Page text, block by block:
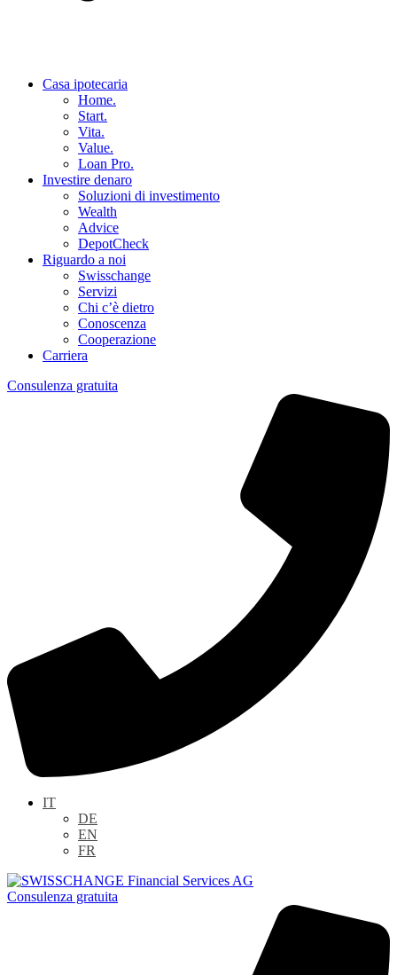
Casa ipotecaria
Home.
Start.
Vita.
Value.
Loan Pro.
Investire denaro
Soluzioni di investimento
Wealth
Advice
DepotCheck
Riguardo a noi
Swisschange
Servizi
Chi c’è dietro
Conoscenza
Cooperazione
Carriera
Consulenza gratuita
IT
DE
EN
FR
Consulenza gratuita